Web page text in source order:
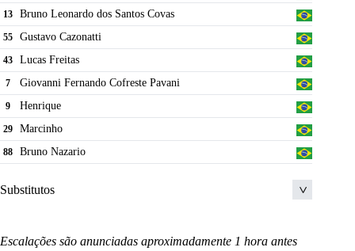
Eduardo
13 Bruno Leonardo dos Santos Covas
55 Gustavo Cazonatti
43 Lucas Freitas
7 Giovanni Fernando Cofreste Pavani
9 Henrique
29 Marcinho
88 Bruno Nazario
Substitutos
Escalações são anunciadas aproximadamente 1 hora antes